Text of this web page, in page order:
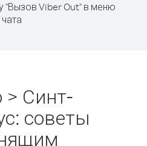
"Вызов Viber Out" в меню
чата
> Синт-
советы